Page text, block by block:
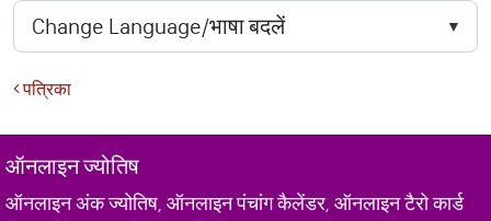
पत्रिका
ऑनलाइन ज्योतिष
ऑनलाइन अंक ज्योतिष, ऑनलाइन पंचांग कैलेंडर, ऑनलाइन टैरो कार्ड